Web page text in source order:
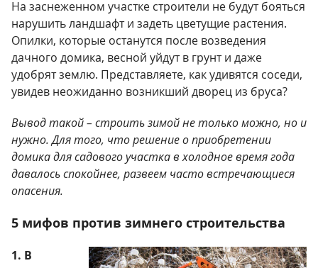
На заснеженном участке строители не будут бояться
нарушить ландшафт и задеть цветущие растения.
Опилки, которые останутся после возведения
дачного домика, весной уйдут в грунт и даже
удобрят землю. Представляете, как удивятся соседи,
увидев неожиданно возникший дворец из бруса?
Вывод такой – строить зимой не только можно, но и
нужно. Для того, что решение о приобретении
домика для садового участка в холодное время года
давалось спокойнее, развеем часто встречающиеся
опасения.
5 мифов против зимнего строительства
1. В